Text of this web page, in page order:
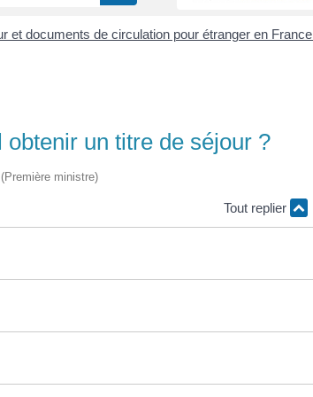
et documents de circulation pour étranger en France
un titre de séjour ?
ministre)
Tout replier